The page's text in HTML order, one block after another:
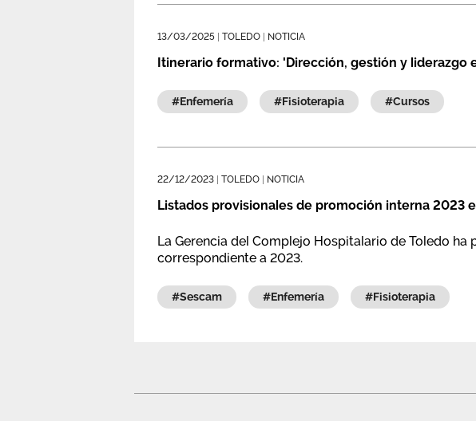
13/03/2025 TOLEDO NOTICIA
Itinerario formativo: 'Dirección, gestión y liderazgo
#enfemería #fisioterapia #cursos
22/12/2023 TOLEDO NOTICIA
Listados provisionales de promoción interna 2023
La Gerencia del Complejo Hospitalario de Toledo
correspondiente a 2023.
#sescam #enfemería #fisioterapia